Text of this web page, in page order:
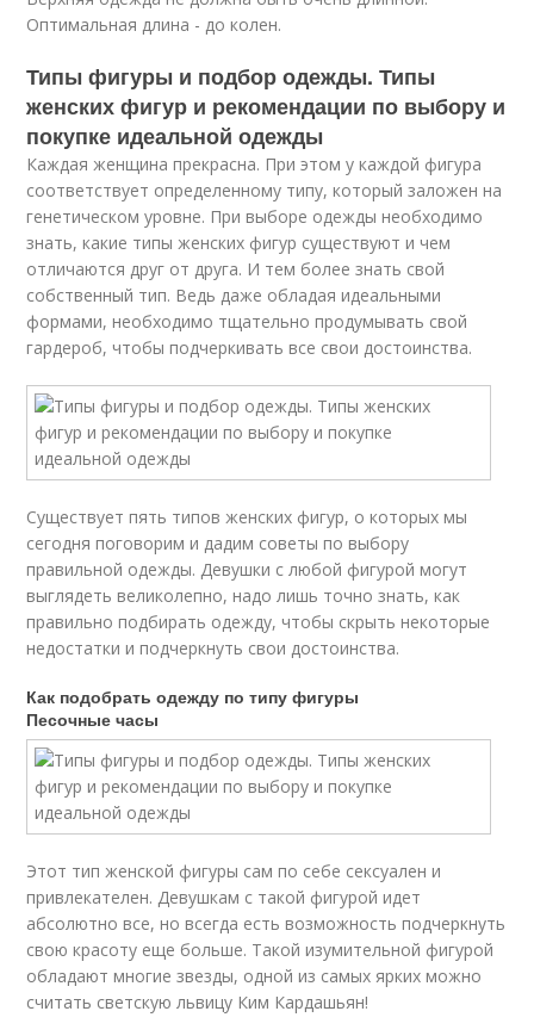
Оптимальная длина - до колен.
Типы фигуры и подбор одежды. Типы
женских фигур и рекомендации по выбору и
покупке идеальной одежды
Каждая женщина прекрасна. При этом у каждой фигура
соответствует определенному типу, который заложен на
генетическом уровне. При выборе одежды необходимо
знать, какие типы женских фигур существуют и чем
отличаются друг от друга. И тем более знать свой
собственный тип. Ведь даже обладая идеальными
формами, необходимо тщательно продумывать свой
гардероб, чтобы подчеркивать все свои достоинства.
Существует пять типов женских фигур, о которых мы
сегодня поговорим и дадим советы по выбору
правильной одежды. Девушки с любой фигурой могут
выглядеть великолепно, надо лишь точно знать, как
правильно подбирать одежду, чтобы скрыть некоторые
недостатки и подчеркнуть свои достоинства.
Как подобрать одежду по типу фигуры
Песочные часы
Этот тип женской фигуры сам по себе сексуален и
привлекателен. Девушкам с такой фигурой идет
абсолютно все, но всегда есть возможность подчеркнуть
свою красоту еще больше. Такой изумительной фигурой
обладают многие звезды, одной из самых ярких можно
считать светскую львицу Ким Кардашьян!